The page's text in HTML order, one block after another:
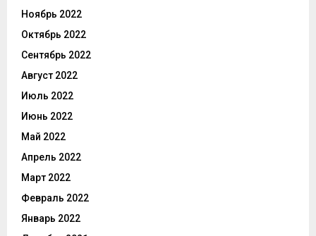
Ноябрь 2022
Октябрь 2022
Сентябрь 2022
Август 2022
Июль 2022
Июнь 2022
Май 2022
Апрель 2022
Март 2022
Февраль 2022
Январь 2022